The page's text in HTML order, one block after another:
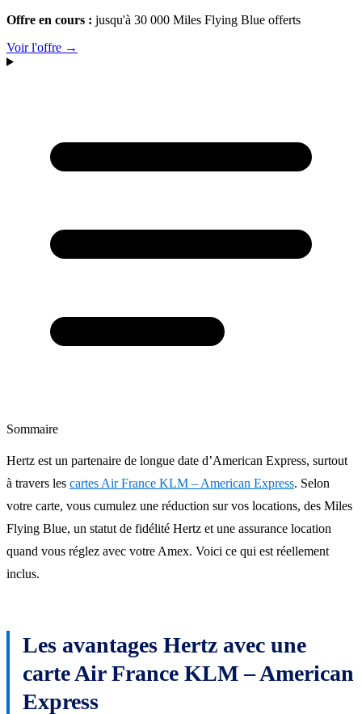
Offre en cours : jusqu'à 30 000 Miles Flying Blue offerts
Voir l'offre →
Sommaire
Hertz est un partenaire de longue date d’American Express, surtout
à travers les cartes Air France KLM – American Express. Selon
votre carte, vous cumulez une réduction sur vos locations, des Miles
Flying Blue, un statut de fidélité Hertz et une assurance location
quand vous réglez avec votre Amex. Voici ce qui est réellement
inclus.
Les avantages Hertz avec une
carte Air France KLM – American
Express